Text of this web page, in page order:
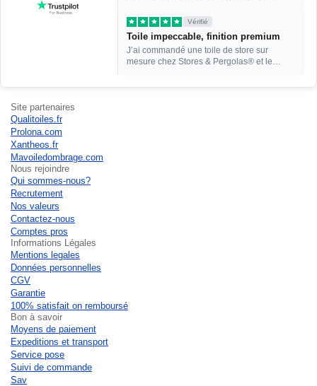
Vérifié
Toile impeccable, finition premium
J’ai commandé une toile de store sur
mesure chez Stores & Pergolas® et le
Site partenaires
Qualitoiles.fr
Prolona.com
Xantheos.fr
Mavoiledombrage.com
Nous rejoindre
Qui sommes-nous?
Recrutement
Nos valeurs
Contactez-nous
Comptes pros
Informations Légales
Mentions legales
Données personnelles
CGV
Garantie
100% satisfait on remboursé
Bon à savoir
Moyens de paiement
Expeditions et transport
Service pose
Suivi de commande
Sav